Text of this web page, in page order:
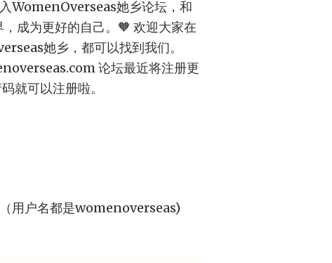
WomenOverseas她乡论坛，和
成为更好的自己。🧡 欢迎大家在
她乡，都可以找到我们。
论坛最近将注册更
就可以注册啦。
用户名都是womenoverseas)